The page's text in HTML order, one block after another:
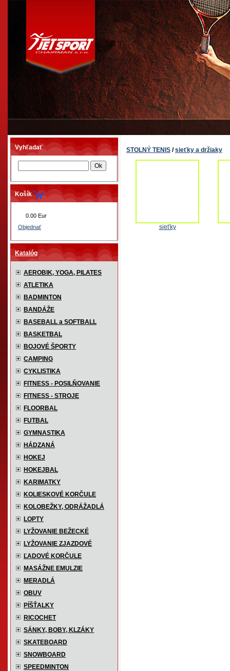
Vyhľadať
Košík
0.00 Eur
Objednať
Katalóg
AEROBIK, YOGA, PILATES
ATLETIKA
BADMINTON
BANDÁŽE
BASEBALL a SOFTBALL
BASKETBAL
BOJOVÉ ŠPORTY
CAMPING
CYKLISTIKA
FITNESS - POSILŇOVANIE
FITNESS - STROJE
FLOORBAL
FUTBAL
GYMNASTIKA
HÁDZANÁ
HOKEJ
HOKEJBAL
KARIMATKY
KOLIESKOVÉ KORČULE
KOLOBEŽKY, ODRÁŽADLÁ
LOPTY
LYŽOVANIE BEŽECKÉ
LYŽOVANIE ZJAZDOVÉ
ĽADOVÉ KORČULE
MASÁŽNE EMULZIE
MERADLÁ
OBUV
PÍŠŤALKY
RICOCHET
SÁNKY, BOBY, KLZÁKY
SKATEBOARD
SNOWBOARD
SPEEDMINTON
STOLNÝ TENIS /sieťky a držiaky
sieťky